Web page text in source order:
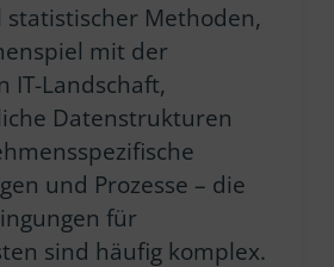
statistischer Methoden,
mit der
IT-Landschaft,
Datenstrukturen
und Prozesse – die
für
sind häufig komplex.